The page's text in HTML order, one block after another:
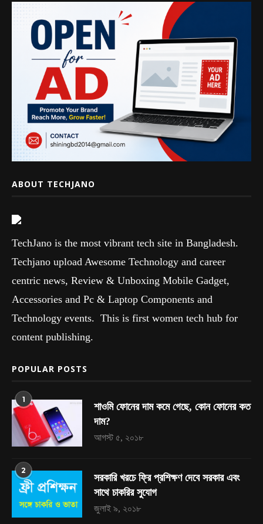
ABOUT TECHJANO
TechJano is the most vibrant tech site in Bangladesh.
Techjano upload Awesome Technology and career
centric news, Review & Unboxing Mobile Gadget,
Accessories and Pc & Laptop Components and
Technology events. This is first women tech hub for
content publishing.
POPULAR POSTS
1
শাওমি ফোনের দাম কমে গেছে, কোন ফোনের কত
দাম?
আগস্ট ৫, ২০১৮
2
সরকারি খরচে ফ্রি প্রশিক্ষণ দেবে সরকার এবং
সাথে চাকরির সুযোগ
জুলাই ৯, ২০১৮